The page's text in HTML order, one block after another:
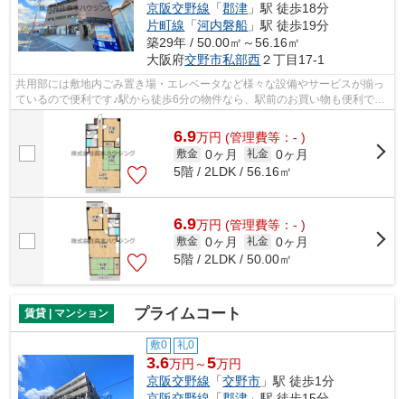
京阪交野線 「郡津 」駅 徒歩18分
片町線 「河内磐船 」駅 徒歩19分
築29年 / 50.00㎡～56.16㎡
大阪府交野市私部西２丁目17-1
共用部には敷地内ごみ置き場・エレベータなど様々な設備やサービスが揃っ
ているので便利です♪駅から徒歩6分の物件なら、駅前のお買い物も便利です
♪行き先に応じて駅を選べる2駅利用可...
6.9万円 (管理費等：- )
敷金 0ヶ月 礼金 0ヶ月
5階 / 2LDK / 56.16㎡
6.9万円 (管理費等：- )
敷金 0ヶ月 礼金 0ヶ月
5階 / 2LDK / 50.00㎡
賃貸 | マンション プライムコート
敷0 礼0
3.6万円～5万円
京阪交野線 「交野市 」駅 徒歩1分